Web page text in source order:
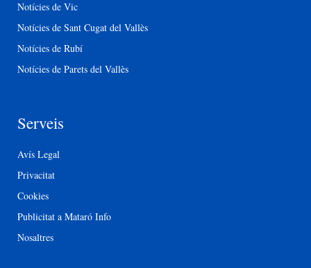
Notícies de Vic
Notícies de Sant Cugat del Vallès
Notícies de Rubí
Notícies de Parets del Vallès
Serveis
Avís Legal
Privacitat
Cookies
Publicitat a Mataró Info
Nosaltres